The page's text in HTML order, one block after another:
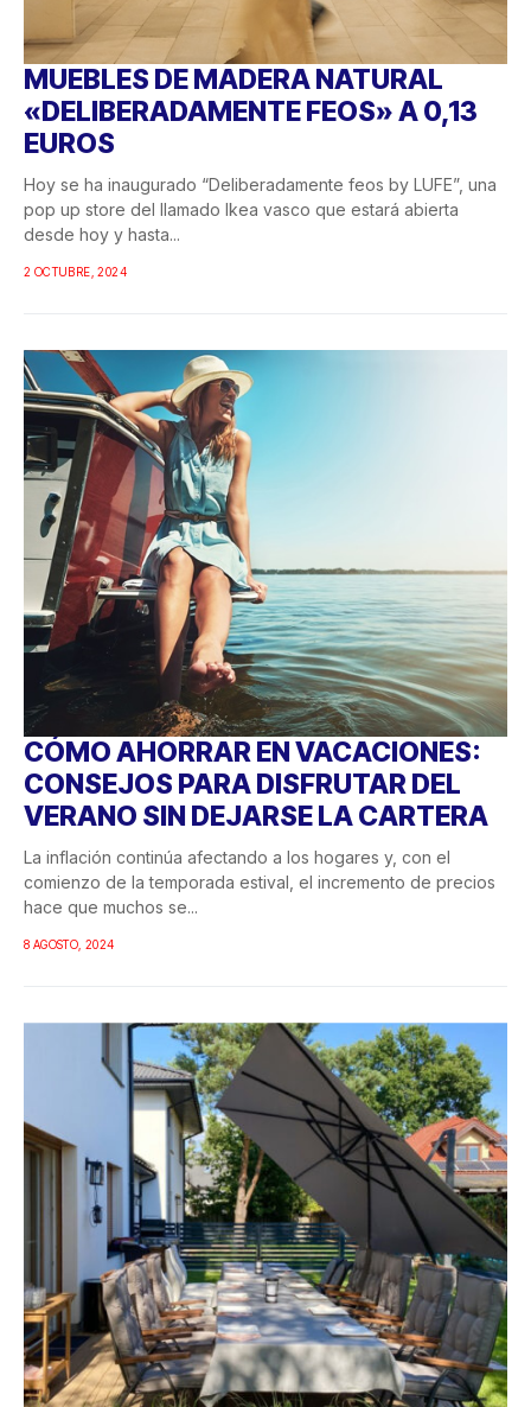
MUEBLES DE MADERA NATURAL
«DELIBERADAMENTE FEOS» A 0,13
EUROS
Hoy se ha inaugurado “Deliberadamente feos by LUFE”, una
pop up store del llamado Ikea vasco que estará abierta
desde hoy y hasta...
2 OCTUBRE, 2024
CÓMO AHORRAR EN VACACIONES:
CONSEJOS PARA DISFRUTAR DEL
VERANO SIN DEJARSE LA CARTERA
La inflación continúa afectando a los hogares y, con el
comienzo de la temporada estival, el incremento de precios
hace que muchos se...
8 AGOSTO, 2024